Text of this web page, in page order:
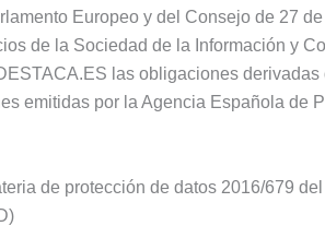
Europeo y del Consejo de 27
de la Sociedad de la Información y
las obligaciones
emitidas por la Agencia Española de
de protección de datos 2016/679